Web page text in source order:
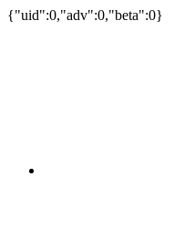
{"uid":0,"adv":0,"beta":0}